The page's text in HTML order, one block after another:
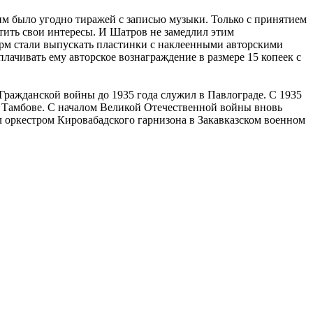
было угодно тиражей с записью музыки. Только с принятием
свои интересы. И Шатров не замедлил этим
стали выпускать пластинки с наклеенными авторскими
ему авторское вознаграждение в размере 15 копеек с
войны до 1935 года служил в Павлограде. C 1935
Тамбове. С началом Великой Отечественной войны вновь
Кировабадского гарнизона в Закавказском военном